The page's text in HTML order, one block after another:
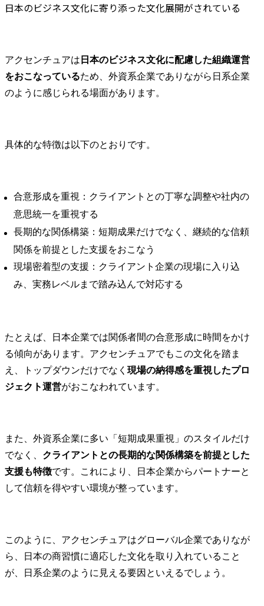
日本のビジネス文化に寄り添った文化展開がされている
アクセンチュアは 日本のビジネス文化に配慮した組織運営
をおこなっているため、外資系企業でありながら日系企業
のように感じられる場面があります。
具体的な特徴は以下のとおりです。
合意形成を重視：クライアントとの丁寧な調整や社内の
意思統一を重視する
長期的な関係構築：短期成果だけでなく、継続的な信頼
関係を前提とした支援をおこなう
現場密着型の支援：クライアント企業の現場に入り込
み、実務レベルまで踏み込んで対応する
たとえば、日本企業では関係者間の合意形成に時間をかけ
る傾向があります。アクセンチュアでもこの文化を踏ま
え、トップダウンだけでなく 現場の納得感を重視したプロ
ジェクト運営がおこなわれています。
また、外資系企業に多い「短期成果重視」のスタイルだけ
でなく、 クライアントとの長期的な関係構築を前提とした
支援も特徴です。これにより、日本企業からパートナーと
して信頼を得やすい環境が整っています。
このように、アクセンチュアはグローバル企業でありなが
ら、日本の商習慣に適応した文化を取り入れていること
が、日系企業のように見える要因といえるでしょう。